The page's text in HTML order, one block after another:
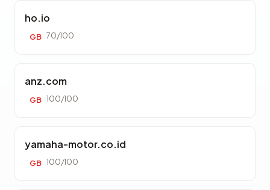
ho.io
GB 70/100
anz.com
GB 100/100
yamaha-motor.co.id
GB 100/100